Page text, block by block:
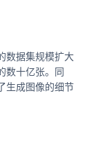
数据集规模扩大
数十亿张。同
生成图像的细节